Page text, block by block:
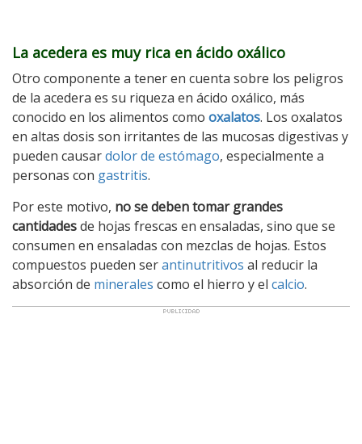
La acedera es muy rica en ácido oxálico
Otro componente a tener en cuenta sobre los peligros
de la acedera es su riqueza en ácido oxálico, más
conocido en los alimentos como oxalatos. Los oxalatos
en altas dosis son irritantes de las mucosas digestivas y
pueden causardolor de estómago, especialmente a
personas con gastritis.
Por este motivo, no se deben tomar grandes
cantidadesde hojas frescas en ensaladas, sino que se
consumen en ensaladas con mezclas de hojas. Estos
compuestos pueden serantinutritivos al reducir la
absorción de minerales como el hierro y el calcio.